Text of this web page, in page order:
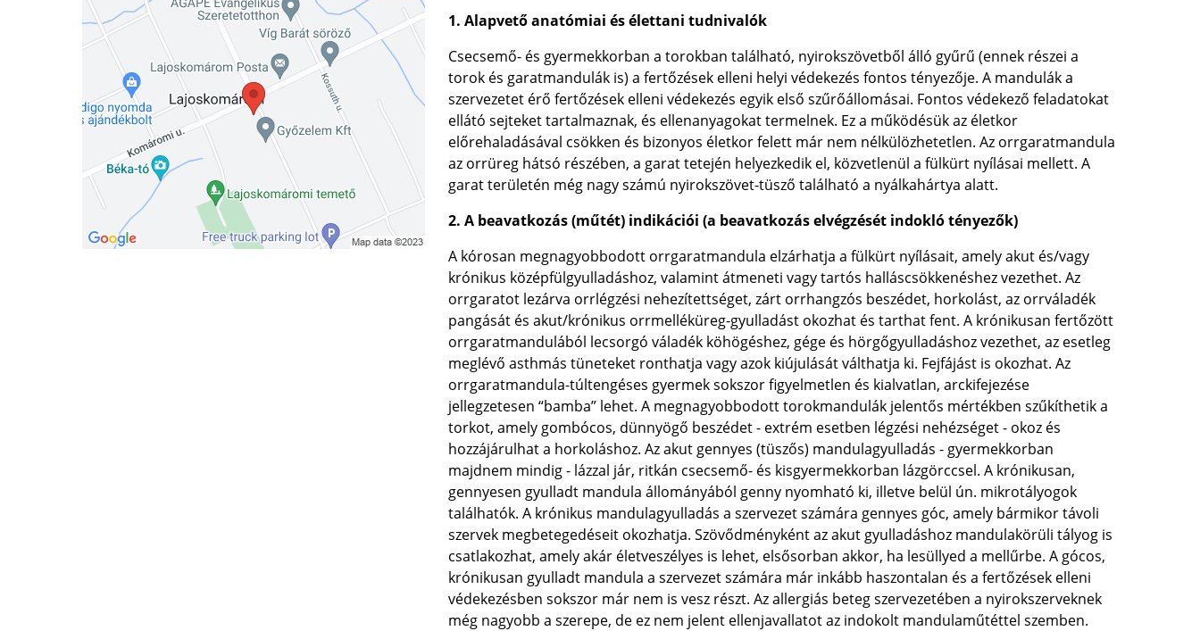
1. Alapvető anatómiai és élettani tudnivalók
Csecsemő- és gyermekkorban a torokban található, nyirokszövetből álló gyűrű (ennek részei a
torok és garatmandulák is) a fertőzések elleni helyi védekezés fontos tényezője. A mandulák a
szervezetet érő fertőzések elleni védekezés egyik első szűrőállomásai. Fontos védekező feladatokat
ellátó sejteket tartalmaznak, és ellenanyagokat termelnek. Ez a működésük az életkor
előrehaladásával csökken és bizonyos életkor felett már nem nélkülözhetetlen. Az orrgaratmandula
az orrüreg hátsó részében, a garat tetején helyezkedik el, közvetlenül a fülkürt nyílásai mellett. A
garat területén még nagy számú nyirokszövet-tüsző található a nyálkahártya alatt.
2. A beavatkozás (műtét) indikációi (a beavatkozás elvégzését indokló tényezők)
A kórosan megnagyobbodott orrgaratmandula elzárhatja a fülkürt nyílásait, amely akut és/vagy
krónikus középfülgyulladáshoz, valamint átmeneti vagy tartós halláscsökkenéshez vezethet. Az
orrgaratot lezárva orrlégzési nehezítettséget, zárt orrhangzós beszédet, horkolást, az orrváladék
pangását és akut/krónikus orrmelléküreg-gyulladást okozhat és tarthat fent. A krónikusan fertőzött
orrgaratmandulából lecsorgó váladék köhögéshez, gége és hörgőgyulladáshoz vezethet, az esetleg
meglévő asthmás tüneteket ronthatja vagy azok kiújulását válthatja ki. Fejfájást is okozhat. Az
orrgaratmandula-túltengéses gyermek sokszor figyelmetlen és kialvatlan, arckifejezése
jellegzetesen “bamba” lehet. A megnagyobbodott torokmandulák jelentős mértékben szűkíthetik a
torkot, amely gombócos, dünnyögő beszédet - extrém esetben légzési nehézséget - okoz és
hozzájárulhat a horkoláshoz. Az akut gennyes (tüszős) mandulagyulladás - gyermekkorban
majdnem mindig - lázzal jár, ritkán csecsemő- és kisgyermekkorban lázgörccsel. A krónikusan,
gennyesen gyulladt mandula állományából genny nyomható ki, illetve belül ún. mikrotályogok
találhatók. A krónikus mandulagyulladás a szervezet számára gennyes góc, amely bármikor távoli
szervek megbetegedéseit okozhatja. Szövődményként az akut gyulladáshoz mandulakörüli tályog is
csatlakozhat, amely akár életveszélyes is lehet, elsősorban akkor, ha lesüllyed a mellűrbe. A gócos,
krónikusan gyulladt mandula a szervezet számára már inkább haszontalan és a fertőzések elleni
védekezésben sokszor már nem is vesz részt. Az allergiás beteg szervezetében a nyirokszerveknek
még nagyobb a szerepe, de ez nem jelent ellenjavallatot az indokolt mandulaműtéttel szemben.